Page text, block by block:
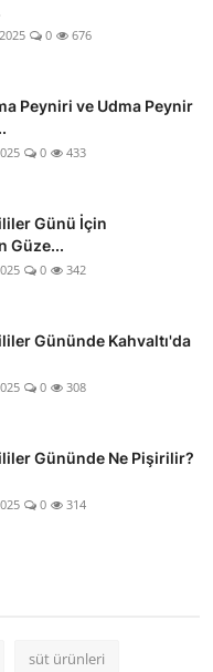
0 676
Peyniri ve Udma Peynir
0 433
Günü İçin
Güze...
0 342
Gününde Kahvaltı'da
0 308
Gününde Ne Pişirilir?
0 314
süt ürünleri